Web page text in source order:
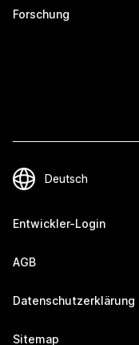
Forschung
Entwickler-Login
AGB
Datenschutzerklärung
Sitemap